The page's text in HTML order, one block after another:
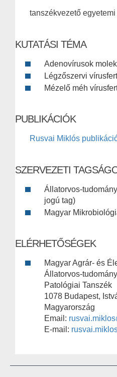
tanszékvezető egyetemi
KUTATÁSI TÉMA
Adenovírusok
Légzőszervi
Mézelő méh
PUBLIKÁCIÓK
Rusvai Miklós
SZERVEZETI
Állatorvos-
jogú tag)
Magyar
ELÉRHETŐSÉGEK
Magyar Agrár- és
Állatorvos-
Patológiai Tanszék
1078 Budapest,
Magyarország
Email:
E-mail: